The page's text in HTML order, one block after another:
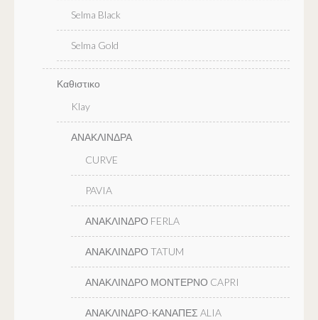
Selma Black
Selma Gold
Καθιστικο
Klay
ΑΝΑΚΛΙΝΔΡΑ
CURVE
PAVIA
ΑΝΑΚΛΙΝΔΡΟ FERLA
ΑΝΑΚΛΙΝΔΡΟ TATUM
ΑΝΑΚΛΙΝΔΡΟ ΜΟΝΤΕΡΝΟ CAPRI
ΑΝΑΚΛΙΝΔΡΟ-ΚΑΝΑΠΕΣ ALIA